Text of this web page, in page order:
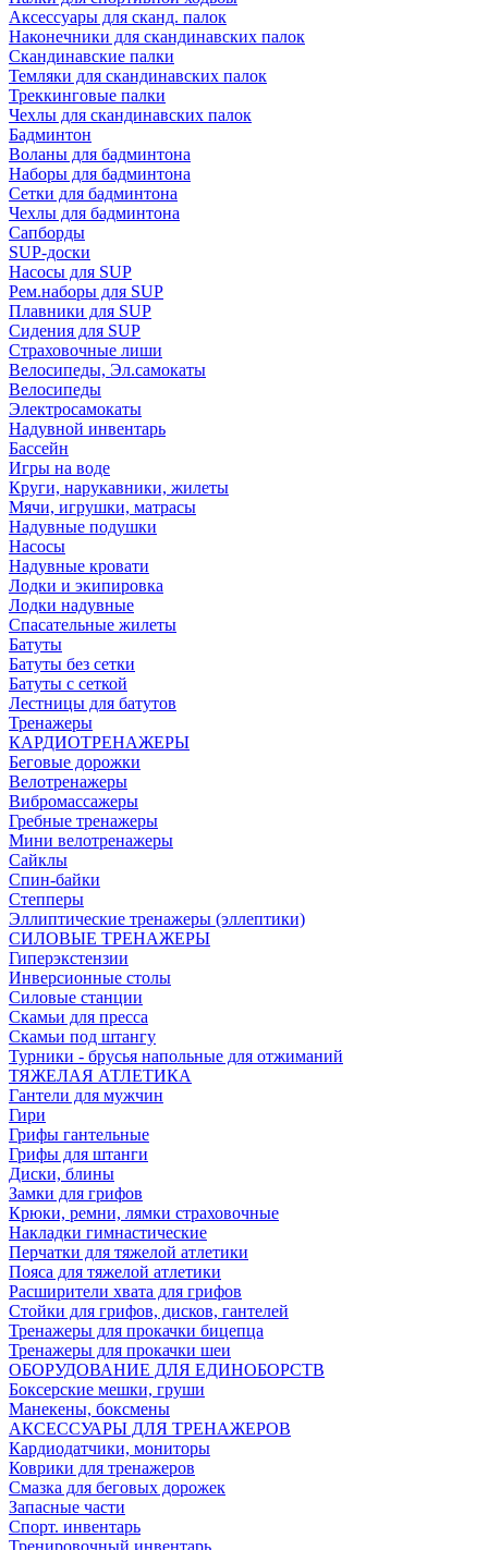
Аксессуары для сканд. палок
Наконечники для скандинавских палок
Скандинавские палки
Темляки для скандинавских палок
Треккинговые палки
Чехлы для скандинавских палок
Бадминтон
Воланы для бадминтона
Наборы для бадминтона
Сетки для бадминтона
Чехлы для бадминтона
Сапборды
SUP-доски
Насосы для SUP
Рем.наборы для SUP
Плавники для SUP
Сидения для SUP
Страховочные лиши
Велосипеды, Эл.самокаты
Велосипеды
Электросамокаты
Надувной инвентарь
Бассейн
Игры на воде
Круги, нарукавники, жилеты
Мячи, игрушки, матрасы
Надувные подушки
Насосы
Надувные кровати
Лодки и экипировка
Лодки надувные
Спасательные жилеты
Батуты
Батуты без сетки
Батуты с сеткой
Лестницы для батутов
Тренажеры
КАРДИОТРЕНАЖЕРЫ
Беговые дорожки
Велотренажеры
Вибромассажеры
Гребные тренажеры
Мини велотренажеры
Сайклы
Спин-байки
Степперы
Эллиптические тренажеры (эллептики)
СИЛОВЫЕ ТРЕНАЖЕРЫ
Гиперэкстензии
Инверсионные столы
Силовые станции
Скамьи для пресса
Скамьи под штангу
Турники - брусья напольные для отжиманий
ТЯЖЕЛАЯ АТЛЕТИКА
Гантели для мужчин
Гири
Грифы гантельные
Грифы для штанги
Диски, блины
Замки для грифов
Крюки, ремни, лямки страховочные
Накладки гимнастические
Перчатки для тяжелой атлетики
Пояса для тяжелой атлетики
Расширители хвата для грифов
Стойки для грифов, дисков, гантелей
Тренажеры для прокачки бицепца
Тренажеры для прокачки шеи
ОБОРУДОВАНИЕ ДЛЯ ЕДИНОБОРСТВ
Боксерские мешки, груши
Манекены, боксмены
АКСЕССУАРЫ ДЛЯ ТРЕНАЖЕРОВ
Кардиодатчики, мониторы
Коврики для тренажеров
Смазка для беговых дорожек
Запасные части
Спорт. инвентарь
Тренировочный инвентарь